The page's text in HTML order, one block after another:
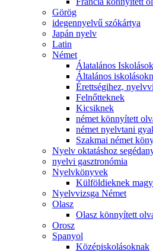
Görög
idegennyelvű szókártya
Japán nyelv
Latin
Német
Álatalános
Általános
Érettségihez,
Felnőtteknek
Kicsiknek
német könnyített
német nyelvtani
Szakmai német
Nyelv oktatáshoz
nyelvi gasztronómia
Nyelvkönyvek
Külföldieknek
Nyelvvizsga Német
Olasz
Olasz könnyített
Orosz
Spanyol
Középiskolásoknak